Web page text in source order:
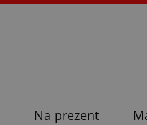
Na prezent